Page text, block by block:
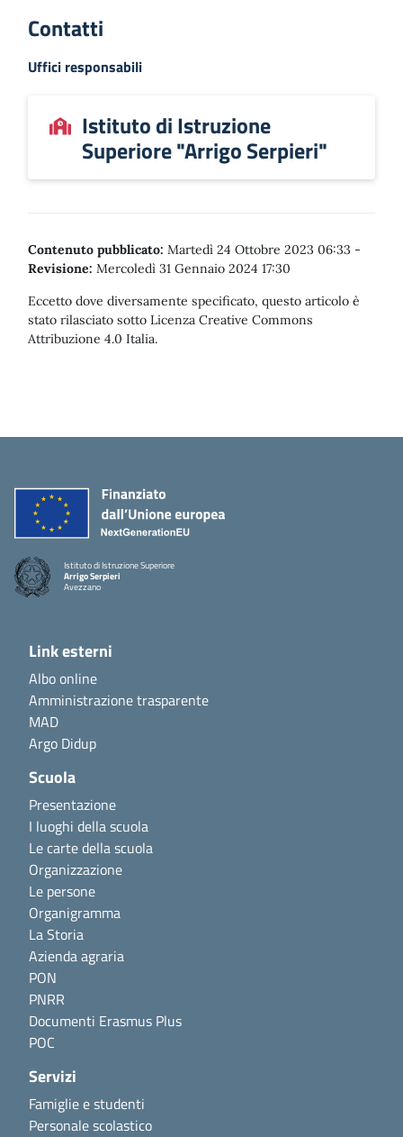
Contatti
Uffici responsabili
Istituto di Istruzione
Superiore "Arrigo Serpieri"
Contenuto pubblicato: Martedì 24 Ottobre 2023 06:33 -
Revisione: Mercoledì 31 Gennaio 2024 17:30
Eccetto dove diversamente specificato, questo articolo è
stato rilasciato sotto Licenza Creative Commons
Attribuzione 4.0 Italia.
Istituto di Istruzione Superiore
Arrigo Serpieri
Avezzano
Link esterni
Albo online
Amministrazione trasparente
MAD
Argo Didup
Scuola
Presentazione
I luoghi della scuola
Le carte della scuola
Organizzazione
Le persone
Organigramma
La Storia
Azienda agraria
PON
PNRR
Documenti Erasmus Plus
POC
Servizi
Famiglie e studenti
Personale scolastico